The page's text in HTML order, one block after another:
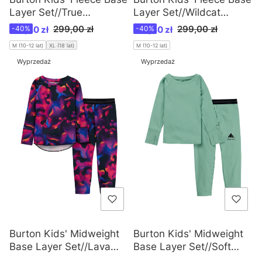
Layer Set//True
Black//W26
Cena promocyjna
179,40 zł 299,00 zł
-40%
M (10-12 lat) XL (18 lat)
Layer Set//Wildcat
Floral//W26
Cena promocyjna
179,40 zł 299,00 zł
-40%
M (10-12 lat)
Wyprzedaż
Burton Kids' Midweight
Base Layer Set//Lava
Wyprzedaż
Burton Kids' Midweight
Base Layer Set//Soft